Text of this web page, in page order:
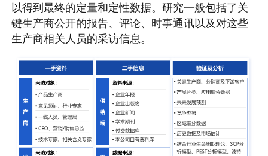
以得到最终的定量和定性数据。研究一般包括了关
键生产商公开的报告、评论、时事通讯以及对这些
生产商相关人员的采访信息。